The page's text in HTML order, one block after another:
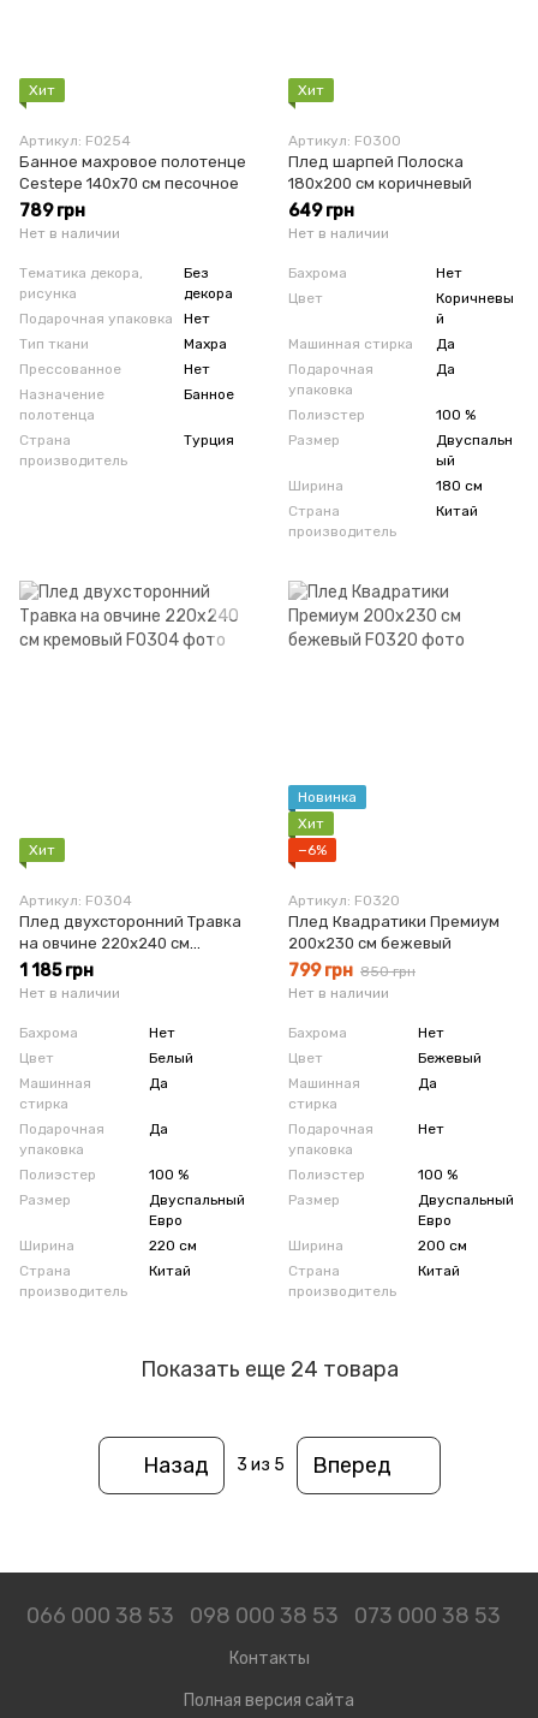
Хит
Артикул: F0254
Банное махровое полотенце
Cestepe 140х70 см песочное
789 грн
Нет в наличии
Тематика декора,
рисунка
Без
декора
Подарочная упаковка
Нет
Тип ткани
Махра
Прессованное
Нет
Назначение
полотенца
Банное
Страна
производитель
Турция
Хит
Артикул: F0300
Плед шарпей Полоска
180х200 см коричневый
649 грн
Нет в наличии
Бахрома
Нет
Цвет
Коричневы
й
Машинная стирка
Да
Подарочная
упаковка
Да
Полиэстер
100 %
Размер
Двуспальн
ый
Ширина
180 см
Страна
производитель
Китай
Хит
Артикул: F0304
Плед двухсторонний Травка
на овчине 220x240 см
кремовый
1 185 грн
Нет в наличии
Бахрома
Нет
Цвет
Белый
Машинная
стирка
Да
Подарочная
упаковка
Да
Полиэстер
100 %
Размер
Двуспальный
Евро
Ширина
220 см
Страна
производитель
Китай
Новинка
Хит
−6%
Артикул: F0320
Плед Квадратики Премиум
200x230 см бежевый
799 грн 850 грн
Нет в наличии
Бахрома
Нет
Цвет
Бежевый
Машинная
стирка
Да
Подарочная
упаковка
Нет
Полиэстер
100 %
Размер
Двуспальный
Евро
Ширина
200 см
Страна
производитель
Китай
Показать еще 24 товара
Назад 3 из 5 Вперед
066 000 38 53 098 000 38 53 073 000 38 53
Контакты
Полная версия сайта